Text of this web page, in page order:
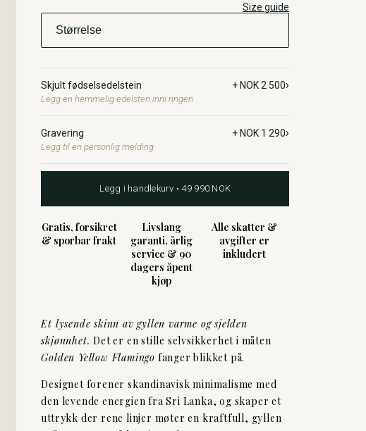
Size guide
Skjult fødselsedelstein
Legg en hemmelig edelsten inni ringen
+ NOK 2 500›
Gravering
Legg til en personlig melding
+ NOK 1 290›
Legg i handlekurv • 49 990 NOK
Gratis, forsikret
& sporbar frakt
Livslang
garanti, årlig
service & 90
dagers åpent
kjøp
Alle skatter &
avgifter er
inkludert
Et lysende skinn av gyllen varme og sjelden
skjønnhet.Det er en stille selvsikkerhet i måten
Golden Yellow Flamingo fanger blikket på.
Designet forener skandinavisk minimalisme med
den levende energien fra Sri Lanka, og skaper et
uttrykk der rene linjer møter en kraftfull, gyllen